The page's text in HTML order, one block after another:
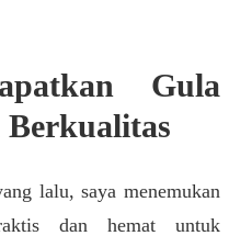
Gula
lalu, saya menemukan
dan hemat untuk